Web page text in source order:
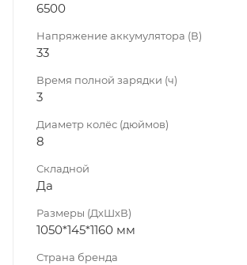
6500
Напряжение аккумулятора (В)
33
Время полной зарядки (ч)
3
Диаметр колёс (дюймов)
8
Складной
Да
Размеры (ДхШхВ)
1050*145*1160 мм
Страна бренда